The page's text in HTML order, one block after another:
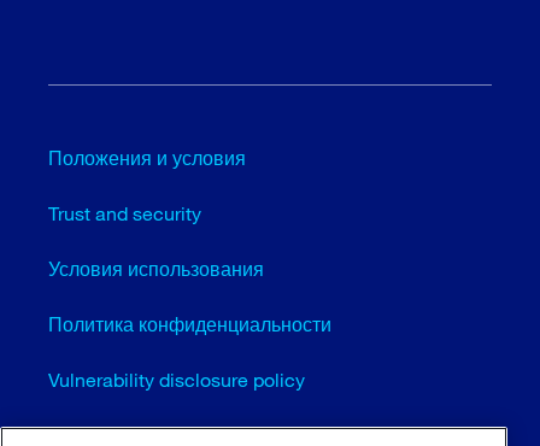
Положения и условия
Trust and security
Условия использования
Политика конфиденциальности
Vulnerability disclosure policy
Cookie settings (EN)